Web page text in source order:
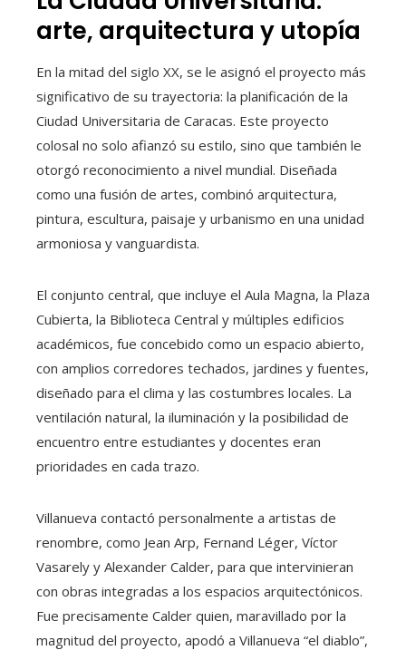
arte, arquitectura y utopía
En la mitad del siglo XX, se le asignó el proyecto más
significativo de su trayectoria: la planificación de la
Ciudad Universitaria de Caracas. Este proyecto
colosal no solo afianzó su estilo, sino que también le
otorgó reconocimiento a nivel mundial. Diseñada
como una fusión de artes, combinó arquitectura,
pintura, escultura, paisaje y urbanismo en una unidad
armoniosa y vanguardista.
El conjunto central, que incluye el Aula Magna, la Plaza
Cubierta, la Biblioteca Central y múltiples edificios
académicos, fue concebido como un espacio abierto,
con amplios corredores techados, jardines y fuentes,
diseñado para el clima y las costumbres locales. La
ventilación natural, la iluminación y la posibilidad de
encuentro entre estudiantes y docentes eran
prioridades en cada trazo.
Villanueva contactó personalmente a artistas de
renombre, como Jean Arp, Fernand Léger, Víctor
Vasarely y Alexander Calder, para que intervinieran
con obras integradas a los espacios arquitectónicos.
Fue precisamente Calder quien, maravillado por la
magnitud del proyecto, apodó a Villanueva “el diablo”,